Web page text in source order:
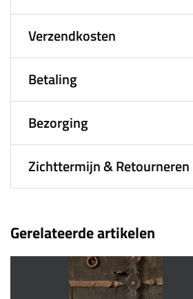
Verzendkosten
Betaling
Bezorging
Zichttermijn & Retourneren
Gerelateerde artikelen